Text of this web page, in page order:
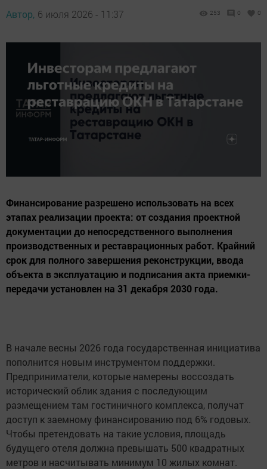
Автор, 6 июля 2026 - 11:37 253 0 0
Финансирование разрешено использовать на всех
этапах реализации проекта: от создания проектной
документации до непосредственного выполнения
производственных и реставрационных работ. Крайний
срок для полного завершения реконструкции, ввода
объекта в эксплуатацию и подписания акта приемки-
передачи установлен на 31 декабря 2030 года.
В начале весны 2026 года государственная инициатива
пополнится новым инструментом поддержки.
Предприниматели, которые намерены воссоздать
исторический облик здания с последующим
размещением там гостиничного комплекса, получат
доступ к заемному финансированию под 6% годовых.
Чтобы претендовать на такие условия, площадь
будущего отеля должна превышать 500 квадратных
метров и насчитывать минимум 10 жилых комнат.